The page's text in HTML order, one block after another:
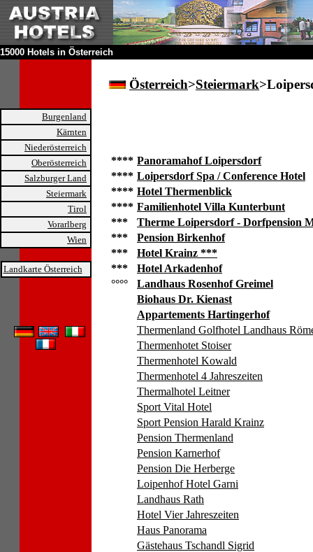
15000 Hotels in Österreich
Burgenland
Kärnten
Niederösterreich
Oberösterreich
Salzburger Land
Steiermark
Tirol
Vorarlberg
Wien
Landkarte Österreich
Österreich>Steiermark
**** Panoramahof Loipersdorf
**** Loipersdorf Spa / Conference Hotel
**** Hotel Thermenblick
**** Familienhotel Villa Kunterbunt
***
Therme Loipersdorf - Dorfpension
***
Pension Birkenhof
***
Hotel Krainz ***
***
Hotel Arkadenhof
°°°°
Landhaus Rosenhof Greimel
Biohaus Dr. Kienast
Appartements Hartingerhof
Thermenland Golfhotel Landhaus
Thermenhotet Stoiser
Thermenhotel Kowald
Thermenhotel 4 Jahreszeiten
Thermalhotel Leitner
Sport Vital Hotel
Sport Pension Harald Krainz
Pension Thermenland
Pension Karnerhof
Pension Die Herberge
Loipenhof Hotel Garni
Landhaus Rath
Hotel Vier Jahreszeiten
Haus Panorama
Gästehaus Tschandl Sigrid